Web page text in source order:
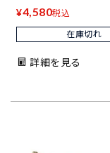
¥4,580税込
在庫切れ
詳細を見る